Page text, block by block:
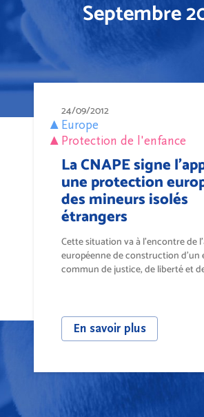
Septembre
24/09/2012
Europe
Protection de l'enfance
La CNAPE signe
une protection
des mineurs isolés
étrangers
Cette situation va à l’encontre de
européenne de construction d’un
commun de justice, de liberté et
En savoir plus